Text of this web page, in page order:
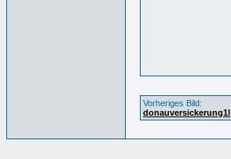
Vorheriges Bild:
donauversickerung1l